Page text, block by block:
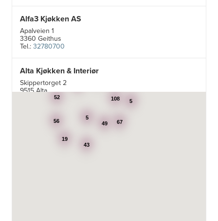
Alfa3 Kjøkken AS
Apalveien 1
3360 Geithus
Tel.: 32780700
Alta Kjøkken & Interiør
Skippertorget 2
9515 Alta
99007242
Aran Scandinavia AS
Stadsing. Dahls gt. 31A
7043 Trondheim
49
108
52
56 67
43
5
5
19